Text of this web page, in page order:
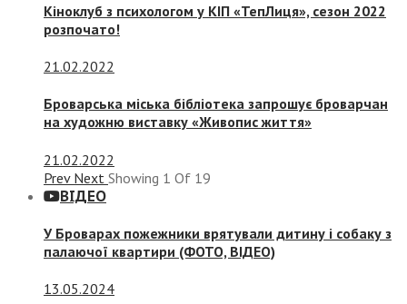
Кіноклуб з психологом у КІП «ТепЛиця», сезон 2022
розпочато!
21.02.2022
Броварська міська бібліотека запрошує броварчан
на художню виставку «Живопис життя»
21.02.2022
Prev Next Showing 1 Of 19
ВІДЕО
У Броварах пожежники врятували дитину і собаку з
палаючої квартири (ФОТО, ВІДЕО)
13.05.2024